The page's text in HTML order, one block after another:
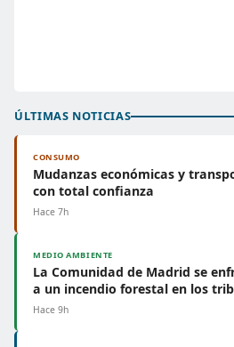
ÚLTIMAS NOTICIAS
CONSUMO
Mudanzas económicas y
con total confianza
Hace 7h
MEDIO AMBIENTE
La Comunidad de Madrid se
a un incendio forestal en los
Hace 9h